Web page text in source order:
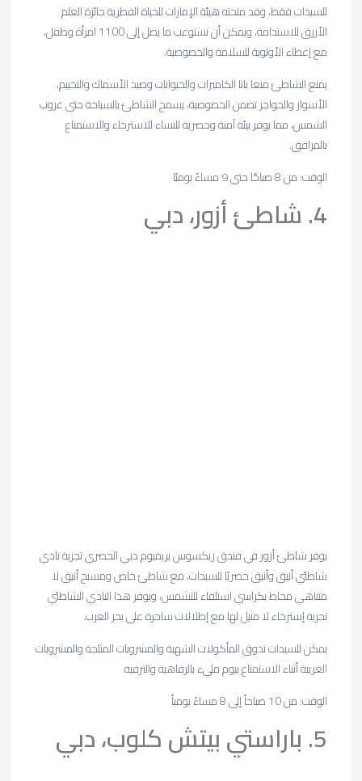
للسيدات فقط، وقد منحته هيئة الإمارات للحياة الفطرية جائزة العلم
الأزرق للاستدامة، ويمكن أن تستوعب ما يصل إلى 1100 امرأة وطفل،
مع إعطاء الأولوية للسلامة والخصوصية.
يمنع الشاطئ منعا باتا الكاميرات والحيوانات وصيد الأسماك والتخييم،
الأسوار والحواجز تضمن الخصوصية، يسمح الشاطئ بالسباحة حتى غروب
الشمس، مما يوفر بيئة آمنة وحصرية للنساء للاسترخاء والاستمتاع
بالمرافق.
الوقت: من 8 صباحًا حتى 9 مساءً يوميًا
4. شاطئ أزور، دبي
يوفر شاطئ أزور في فندق ريكسوس بريميوم دبي الحصري تجربة نادي
شاطئي أنيق وأنيق حصريًا للسيدات، مع شاطئ خاص ومسبح أنيق لا
متناهي محاط بكراسي استلقاء للتشمس، ويوفر هذا النادي الشاطئي
تجربة إسترخاء لا مثيل لها مع إطلالات ساحرة على بحر العرب.
يمكن للسيدات تذوق المأكولات الشهية والمشروبات المثلجة والمشروبات
الغريبة أثناء الاستمتاع بيوم مليء بالرفاهية والترفيه.
الوقت: من 10 صباحاً إلى 8 مساءً يومياً
5. باراستي بيتش كلوب، دبي